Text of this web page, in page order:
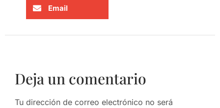
Email
Deja un comentario
Tu dirección de correo electrónico no será